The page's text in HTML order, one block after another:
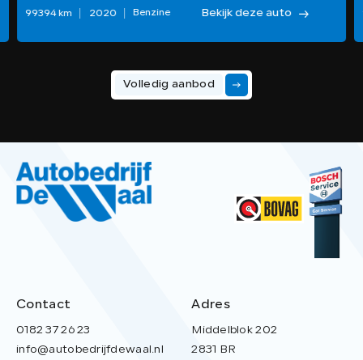
99394 km 2020 Benzine Bekijk deze auto
Volledig aanbod
Contact
0182 37 26 23
info@autobedrijfdewaal.nl
Adres
Middelblok 202
2831 BR